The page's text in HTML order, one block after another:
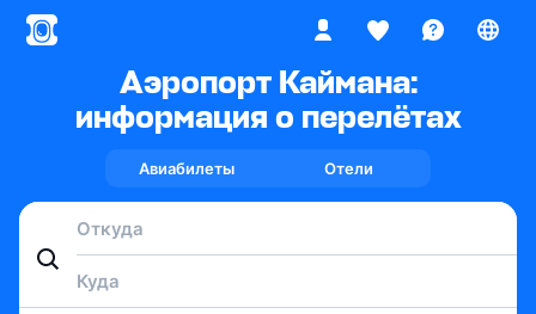
Аэропорт Каймана:
информация о перелётах
Авиабилеты Отели